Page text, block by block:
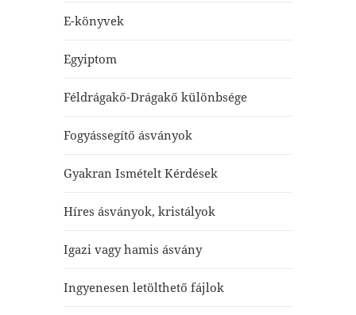
E-könyvek
Egyiptom
Féldrágakő-Drágakő különbsége
Fogyássegítő ásványok
Gyakran Ismételt Kérdések
Híres ásványok, kristályok
Igazi vagy hamis ásvány
Ingyenesen letölthető fájlok